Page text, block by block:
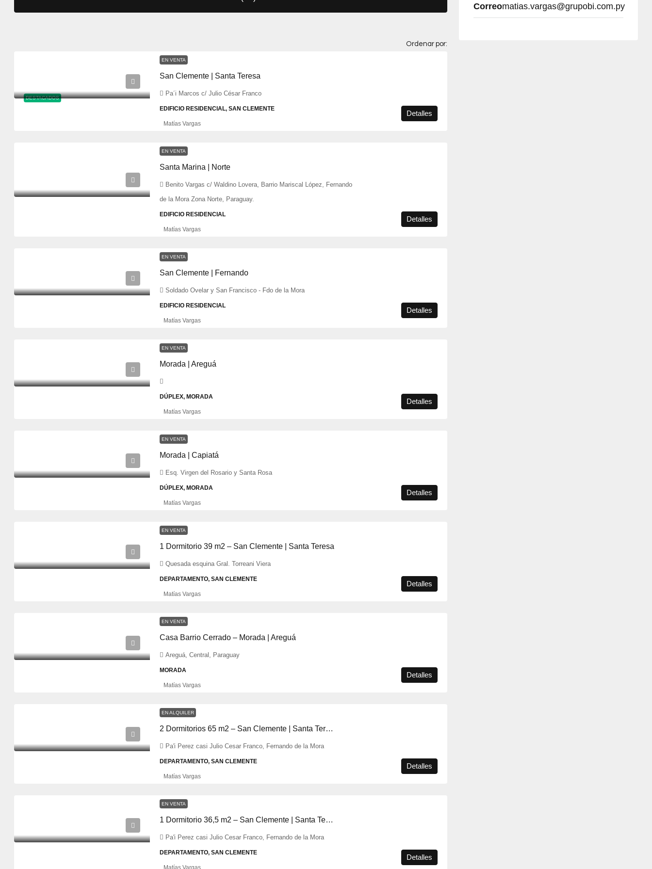
Ordenar por:
DESTACADOS
EN VENTA
San Clemente | Santa Teresa
Pa´i Marcos c/ Julio César Franco
EDIFICIO RESIDENCIAL, SAN CLEMENTE
Detalles
Matías Vargas
EN VENTA
Santa Marina | Norte
Benito Vargas c/ Waldino Lovera, Barrio Mariscal López, Fernando
de la Mora Zona Norte, Paraguay.
EDIFICIO RESIDENCIAL
Detalles
Matías Vargas
EN VENTA
San Clemente | Fernando
Soldado Ovelar y San Francisco - Fdo de la Mora
EDIFICIO RESIDENCIAL
Detalles
Matías Vargas
EN VENTA
Morada | Areguá
DÚPLEX, MORADA
Detalles
Matías Vargas
EN VENTA
Morada | Capiatá
Esq. Virgen del Rosario y Santa Rosa
DÚPLEX, MORADA
Detalles
Matías Vargas
EN VENTA
1 Dormitorio 39 m2 – San Clemente | Santa Teresa
Quesada esquina Gral. Torreani Viera
DEPARTAMENTO, SAN CLEMENTE
Detalles
Matías Vargas
EN VENTA
Casa Barrio Cerrado – Morada | Areguá
Areguá, Central, Paraguay
MORADA
Detalles
Matías Vargas
EN ALQUILER
2 Dormitorios 65 m2 – San Clemente | Santa Teresa
Pa'i Perez casi Julio Cesar Franco, Fernando de la Mora
DEPARTAMENTO, SAN CLEMENTE
Detalles
Matías Vargas
EN VENTA
1 Dormitorio 36,5 m2 – San Clemente | Santa Teresa
Pa'i Perez casi Julio Cesar Franco, Fernando de la Mora
DEPARTAMENTO, SAN CLEMENTE
Detalles
Matías Vargas
Correomatias.vargas@grupobi.com.py